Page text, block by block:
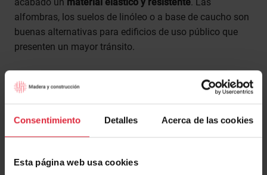
Consentimiento Detalles Acerca de las cookies
Esta página web usa cookies
acabado un material elástico y resistente. Las
alfombras, los suelos de linóleo o a base de caucho son
buenas alternativas para edificios de uso público que
presenten un mayor tránsito.
Y llegamos al
punto clave: las zonas de contacto entre
cerramientos.
Para evitar la transmisión de las pisadas
importante que los dos elementos no estén en contacto
directo. Aquí, las bandas elásticas son las aliadas